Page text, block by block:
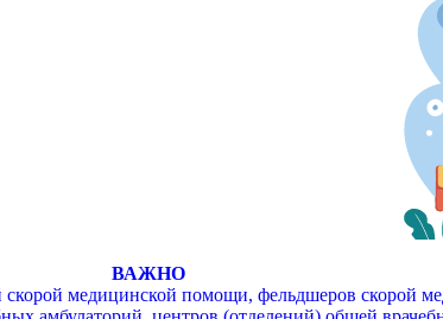
ВАЖНО
скорой медицинской помощи, фельдшеров скорой